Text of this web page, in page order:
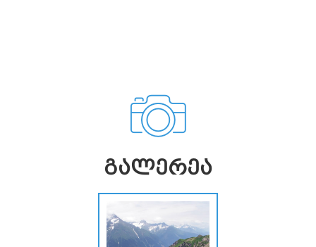
ᲒᲐᲚᲔᲠᲔᲐ